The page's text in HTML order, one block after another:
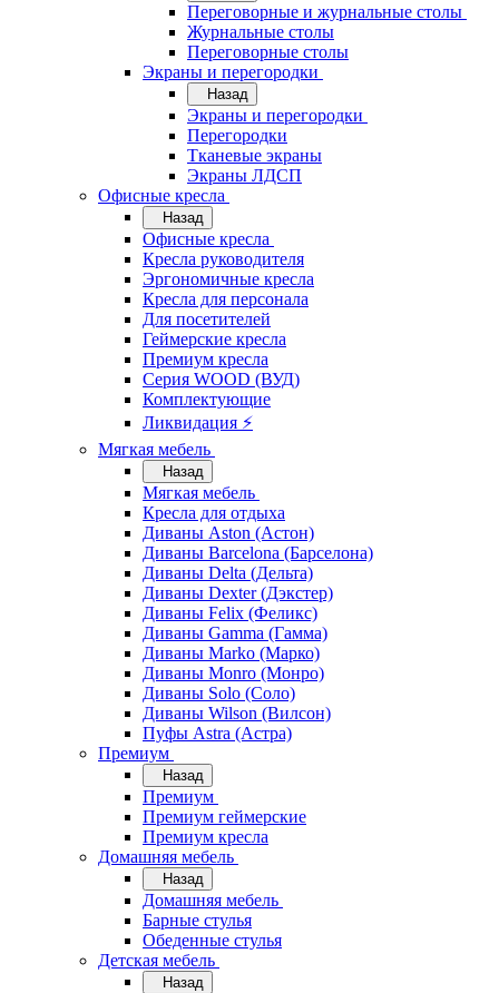
Переговорные и журнальные столы
Журнальные столы
Переговорные столы
Экраны и перегородки
Назад
Экраны и перегородки
Перегородки
Тканевые экраны
Экраны ЛДСП
Офисные кресла
Назад
Офисные кресла
Кресла руководителя
Эргономичные кресла
Кресла для персонала
Для посетителей
Геймерские кресла
Премиум кресла
Серия WOOD (ВУД)
Комплектующие
Ликвидация ⚡
Мягкая мебель
Назад
Мягкая мебель
Кресла для отдыха
Диваны Aston (Астон)
Диваны Barcelona (Барселона)
Диваны Delta (Дельта)
Диваны Dexter (Дэкстер)
Диваны Felix (Феликс)
Диваны Gamma (Гамма)
Диваны Marko (Марко)
Диваны Monro (Монро)
Диваны Solo (Соло)
Диваны Wilson (Вилсон)
Пуфы Astra (Астра)
Премиум
Назад
Премиум
Премиум геймерские
Премиум кресла
Домашняя мебель
Назад
Домашняя мебель
Барные стулья
Обеденные стулья
Детская мебель
Назад